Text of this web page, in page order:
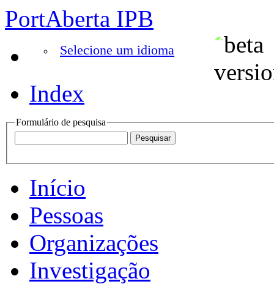
PortAberta IPB
Selecione um idioma
Index
Formulário de pesquisa
Início
Pessoas
Organizações
Investigação